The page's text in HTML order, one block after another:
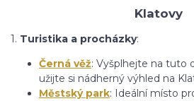
Klatovy
1. Turistika a procházky:
Černá věž: Vyšplhejte na tuto
užijte si nádherný výhled na
Městský park: Ideální místo